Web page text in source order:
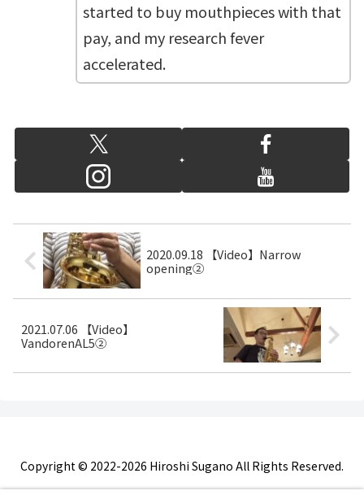
started to buy mouthpieces with that
pay, and my research fever
accelerated.
2020.09.18 【Video】Narrow
opening②
2021.07.06 【Video】
VandorenAL5②
Copyright © 2022-2026 Hiroshi Sugano All Rights Reserved.